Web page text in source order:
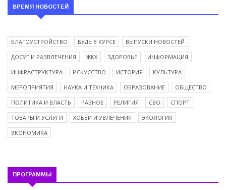
ВРЕМЯ НОВОСТЕЙ
БЛАГОУСТРОЙСТВО БУДЬ В КУРСЕ
ВЫПУСКИ НОВОСТЕЙ
ДОСУГ И РАЗВЛЕЧЕНИЯ
ЖКХ ЗДОРОВЬЕ
ИНФОРМАЦИЯ
ИНФРАСТРУКТУРА
ИСКУССТВО ИСТОРИЯ
КУЛЬТУРА
МЕРОПРИЯТИЯ
НАУКА И ТЕХНИКА ОБРАЗОВАНИЕ
ОБЩЕСТВО
ПОЛИТИКА И ВЛАСТЬ
РАЗНОЕ РЕЛИГИЯ СВО
СПОРТ
ТОВАРЫ И УСЛУГИ
ХОББИ И УВЛЕЧЕНИЯ
ЭКОЛОГИЯ
ЭКОНОМИКА
ПРОГРАММЫ